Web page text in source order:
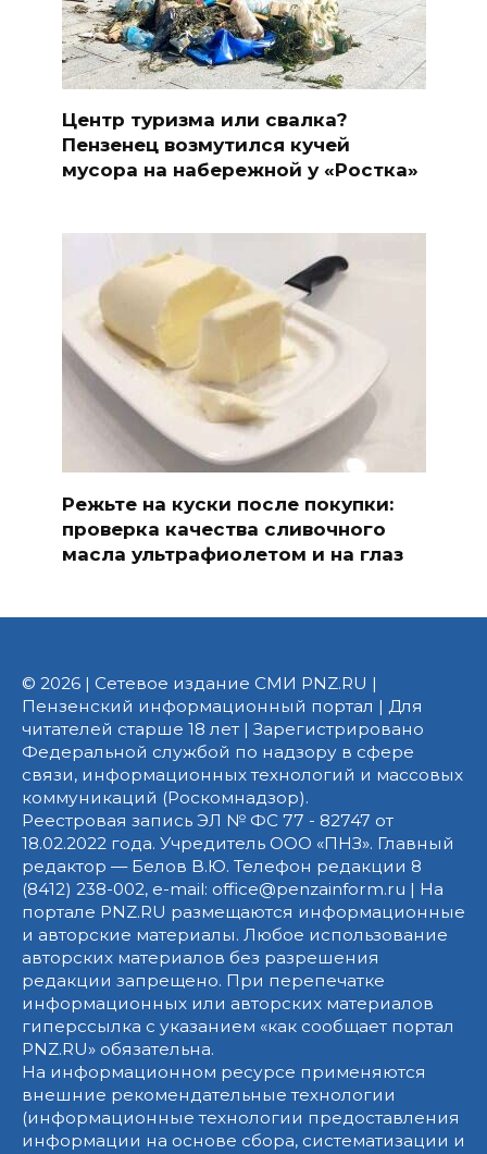
Центр туризма или свалка?
Пензенец возмутился кучей
мусора на набережной у «Ростка»
Режьте на куски после покупки:
проверка качества сливочного
масла ультрафиолетом и на глаз
© 2026 | Сетевое издание СМИ PNZ.RU |
Пензенский информационный портал | Для
читателей старше 18 лет | Зарегистрировано
Федеральной службой по надзору в сфере
связи, информационных технологий и массовых
коммуникаций (Роскомнадзор).
Реестровая запись ЭЛ № ФС 77 - 82747 от
18.02.2022 года. Учредитель ООО «ПНЗ». Главный
редактор — Белов В.Ю. Телефон редакции 8
(8412) 238-002, e-mail: office@penzainform.ru | На
портале PNZ.RU размещаются информационные
и авторские материалы. Любое использование
авторских материалов без разрешения
редакции запрещено. При перепечатке
информационных или авторских материалов
гиперссылка с указанием «как сообщает портал
PNZ.RU» обязательна.
На информационном ресурсе применяются
внешние рекомендательные технологии
(информационные технологии предоставления
информации на основе сбора, систематизации и